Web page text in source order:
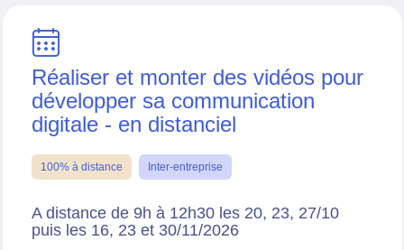
Réaliser et monter des vidéos pour
développer sa communication
digitale - en distanciel
100% à distance Inter-entreprise
A distance de 9h à 12h30 les 20, 23, 27/10
puis les 16, 23 et 30/11/2026